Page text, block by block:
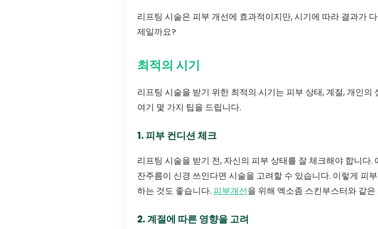
리프팅 시술은 피부 개선에 효과적이지만, 시기에 따라 결과가
제일까요?
최적의 시기
리프팅 시술을 받기 위한 최적의 시기는 피부 상태, 계절, 개인
여기 몇 가지 팁을 드립니다.
1. 피부 컨디션 체크
리프팅 시술을 받기 전, 자신의 피부 상태를 잘 체크해야 합니다
잔주름이 신경 쓰인다면 시술을 고려할 수 있습니다. 이렇게 피
하는 것도 좋습니다. 피부개선을 위해 엑소좀 스킨부스터와 같
2. 계절에 따른 영향을 고려